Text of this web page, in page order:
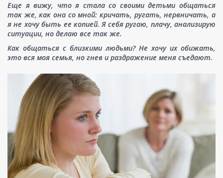
Еще я вижу, что я стала со своими детьми общаться
так же, как она со мной: кричать, ругать, нервничать, а
я не хочу быть ее копией. Я себя ругаю, плачу, анализирую
ситуации, но делаю все так же.
Как общаться с близкими людьми? Не хочу их обижать,
это вся моя семья, но гнев и раздражение меня съедают.